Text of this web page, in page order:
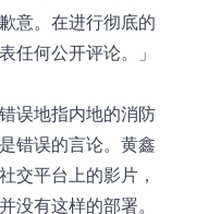
意。在进行彻底的
任何公开评论。」
误地指内地的消防
错误的言论。黄鑫
交平台上的影片，
没有这样的部署。